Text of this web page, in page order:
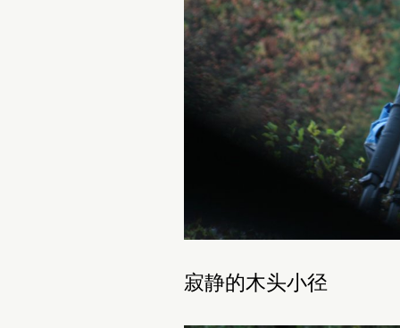
寂静的木头小径